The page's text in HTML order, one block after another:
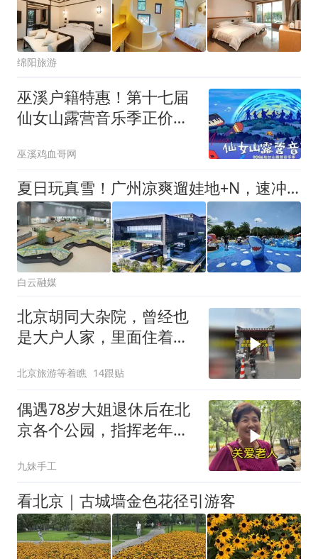
绵阳旅游
巫溪户籍特惠！第十七届
仙女山露营音乐季正价票
看全明星演出
巫溪鸡血哥网
夏日玩真雪！广州凉爽遛娃地+N，速冲！
白云融媒
北京胡同大杂院，曾经也
是大户人家，里面住着几
北京旅游等着瞧 14跟贴
偶遇78岁大姐退休后在北
京各个公园，指挥老年大
九妹手工
看北京｜古城墙金色花径引游客